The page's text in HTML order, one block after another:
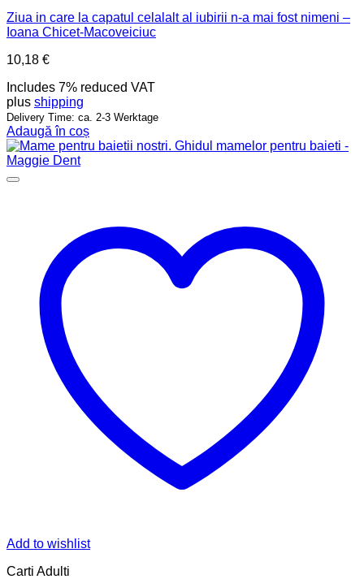
Ziua in care la capatul celalalt al iubirii n-a mai fost nimeni –
Ioana Chicet-Macoveiciuc
10,18 €
Includes 7% reduced VAT
plus shipping
Delivery Time: ca. 2-3 Werktage
Adaugă în coș
Add to wishlist
Carti Adulti